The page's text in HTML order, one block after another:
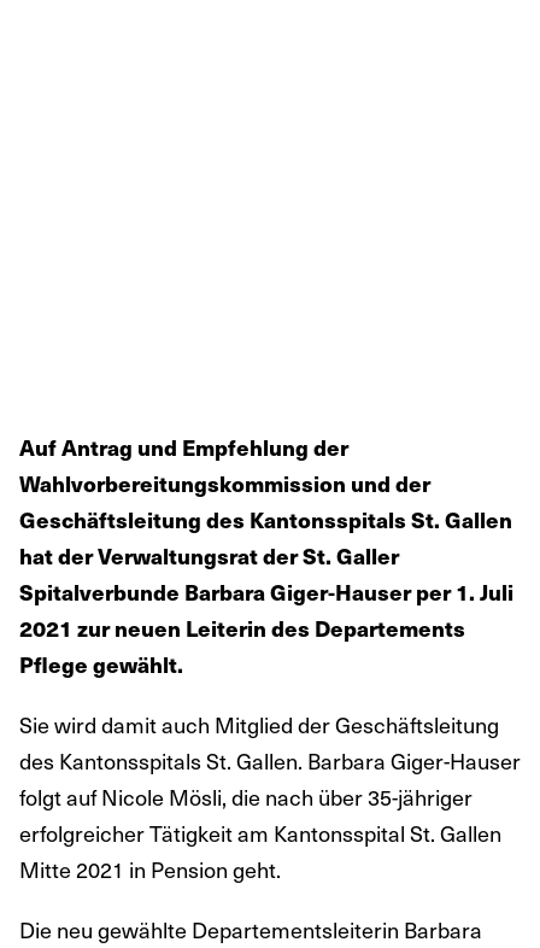
Auf Antrag und Empfehlung der
Wahlvorbereitungskommission und der
Geschäftsleitung des Kantonsspitals St. Gallen
hat der Verwaltungsrat der St. Galler
Spitalverbunde Barbara Giger-Hauser per 1. Juli
2021 zur neuen Leiterin des Departements
Pflege gewählt.
Sie wird damit auch Mitglied der Geschäftsleitung
des Kantonsspitals St. Gallen. Barbara Giger-Hauser
folgt auf Nicole Mösli, die nach über 35-jähriger
erfolgreicher Tätigkeit am Kantonsspital St. Gallen
Mitte 2021 in Pension geht.
Die neu gewählte Departementsleiterin Barbara